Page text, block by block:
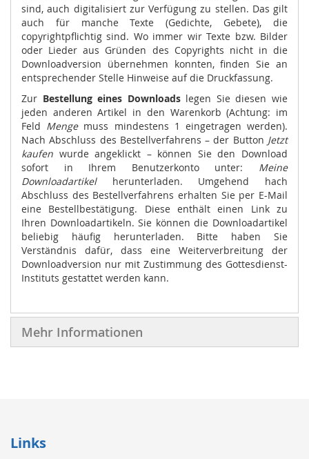
sind, auch digitalisiert zur Verfügung zu stellen. Das gilt
auch für manche Texte (Gedichte, Gebete), die
copyrightpflichtig sind. Wo immer wir Texte bzw. Bilder
oder Lieder aus Gründen des Copyrights nicht in die
Downloadversion übernehmen konnten, finden Sie an
entsprechender Stelle Hinweise auf die Druckfassung.
Zur Bestellung eines Downloadslegen Sie diesen wie
jeden anderen Artikel in den Warenkorb (Achtung: im
Feld Mengemuss mindestens 1 eingetragen werden).
Nach Abschluss des Bestellverfahrens – der Button Jetzt
kaufen wurde angeklickt – können Sie den Download
sofort in Ihrem Benutzerkonto unter: Meine
Downloadartikelherunterladen. Umgehend hach
Abschluss des Bestellverfahrens erhalten Sie per E-Mail
eine Bestellbestätigung. Diese enthält einen Link zu
Ihren Downloadartikeln. Sie können die Downloadartikel
beliebig häufig herunterladen. Bitte haben Sie
Verständnis dafür, dass eine Weiterverbreitung der
Downloadversion nur mit Zustimmung des Gottesdienst-
Instituts gestattet werden kann.
Mehr Informationen
Links